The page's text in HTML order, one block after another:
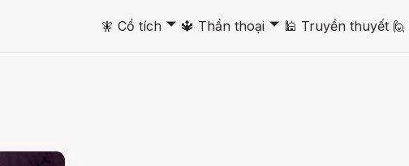
🧚 Cổ tích 🞃 🔱 Thần thoại 🞃 🕌 Truyền thuyết 🙋